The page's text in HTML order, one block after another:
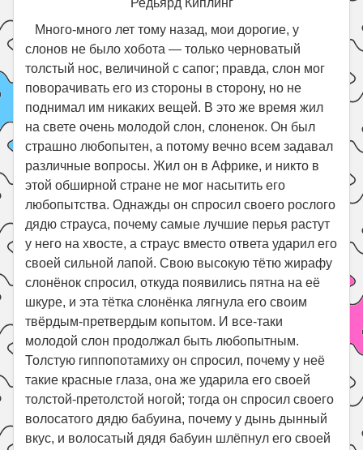
Редьярд Киплинг
Много-много лет тому назад, мои дорогие, у
слонов не было хобота — только черноватый
толстый нос, величиной с сапог; правда, слон мог
поворачивать его из стороны в сторону, но не
поднимал им никаких вещей. В это же время жил
на свете очень молодой слон, слоненок. Он был
страшно любопытен, а потому вечно всем задавал
различные вопросы. Жил он в Африке, и никто в
этой обширной стране не мог насытить его
любопытства. Однажды он спросил своего рослого
дядю страуса, почему самые лучшие перья растут
у него на хвосте, а страус вместо ответа ударил его
своей сильной лапой. Свою высокую тётю жирафу
слонёнок спросил, откуда появились пятна на её
шкуре, и эта тётка слонёнка лягнула его своим
твёрдым-претвердым копытом. И все-таки
молодой слон продолжал быть любопытным.
Толстую гиппопотамиху он спросил, почему у неё
такие красные глаза, она же ударила его своей
толстой-претолстой ногой; тогда он спросил своего
волосатого дядю бабуина, почему у дынь дынный
вкус, и волосатый дядя бабуин шлёпнул его своей